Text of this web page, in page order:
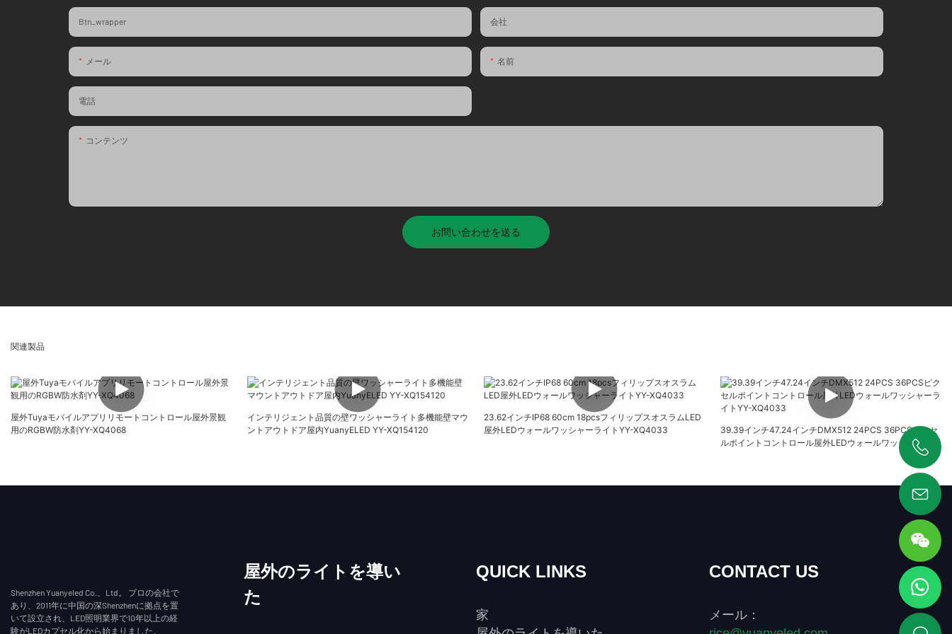
Btn_wrapper 会社
メール 名前
電話
コンテンツ
お問い合わせを送る
関連製品
屋外Tuyaモバイルアプリリモートコントロール屋外景観
用のRGBW防水剤YY-XQ4068
インテリジェント品質の壁ワッシャーライト多機能壁マウ
ントアウトドア屋内YuanyELED YY-XQ154120
23.62インチIP68 60cm 18pcsフィリップスオスラムLED
屋外LEDウォールワッシャーライトYY-XQ4033
39.39インチ47.24インチDMX512 24PCS 36PCSピクセ
ルポイントコントロール屋外LEDウォールワッシャーライ
Shenzhen Yuanyeled Co.、Ltd。 プロの会社で
あり、2011年に中国の深Shenzhenに拠点を置
いて設立され、LED照明業界で10年以上の経
験がLEDカプセル化から始まりました。
屋外のライトを導い
た
QUICK LINKS
家
CONTACT US
メール：